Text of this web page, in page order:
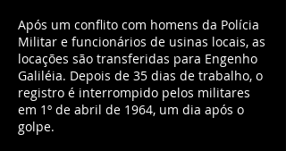
Após um conflito com homens da Polícia
Militar e funcionários de usinas locais, as
locações são transferidas para Engenho
Galiléia. Depois de 35 dias de trabalho, o
registro é interrompido pelos militares
em 1º de abril de 1964, um dia após o
golpe.